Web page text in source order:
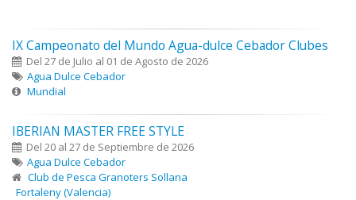
IX Campeonato del Mundo Agua-dulce Cebador Clubes
Del 27 de Julio al 01 de Agosto de 2026
Agua Dulce Cebador
Mundial
IBERIAN MASTER FREE STYLE
Del 20 al 27 de Septiembre de 2026
Agua Dulce Cebador
Club de Pesca Granoters Sollana
Fortaleny (Valencia)